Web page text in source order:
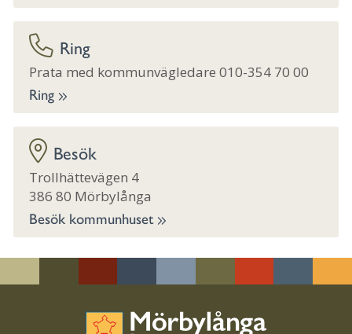
Ring
Prata med kommunvägledare 010-354 70 00
Ring
Besök
Trollhättevägen 4
386 80 Mörbylånga
Besök kommunhuset